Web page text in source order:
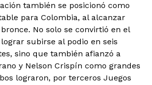
también se posicionó como
para Colombia, al alcanzar
No solo se convirtió en el
subirse al podio en seis
sino que también afianzó a
y Nelson Crispín como grandes
lograron, por terceros Juegos